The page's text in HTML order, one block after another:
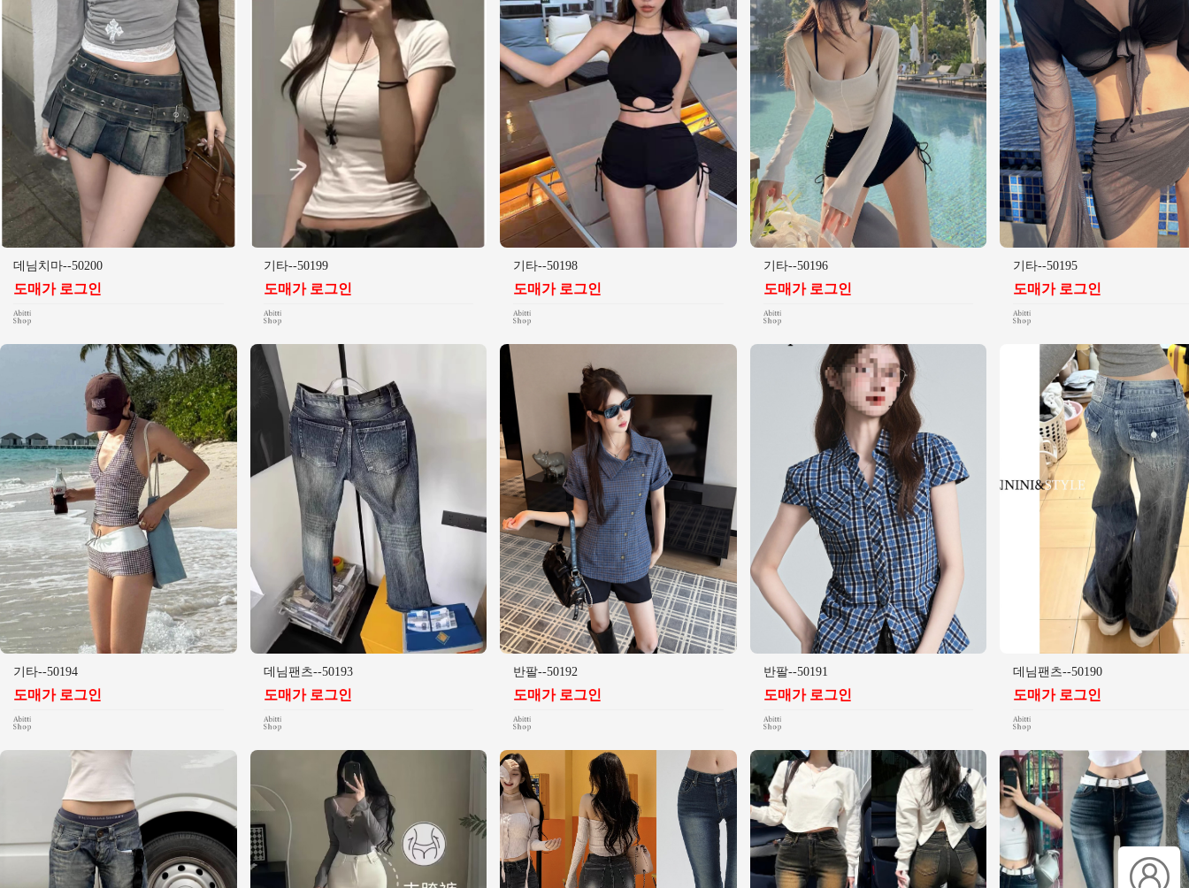
데님치마--50200
도매가 로그인
기타--50199
도매가 로그인
기타--50198
도매가 로그인
기타--50196
도매가 로그인
기타--50195
도매가 로그인
기타--50194
도매가 로그인
데님팬츠--50193
도매가 로그인
반팔--50192
도매가 로그인
반팔--50191
도매가 로그인
데님팬츠--50190
도매가 로그인